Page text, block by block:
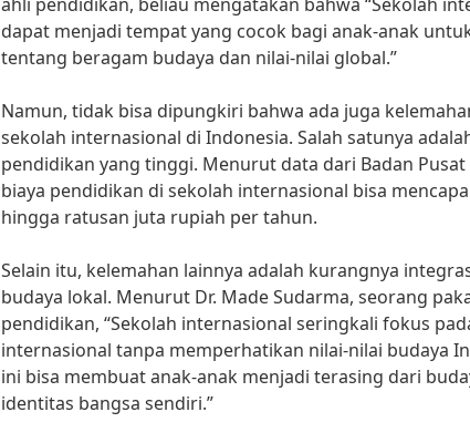
dapat menjadi tempat yang cocok bagi anak-anak
tentang beragam budaya dan nilai-nilai global.”
Namun, tidak bisa dipungkiri bahwa ada juga
sekolah internasional di Indonesia. Salah satunya
pendidikan yang tinggi. Menurut data dari Badan Pusat
biaya pendidikan di sekolah internasional bisa
hingga ratusan juta rupiah per tahun.
Selain itu, kelemahan lainnya adalah kurangnya
budaya lokal. Menurut Dr. Made Sudarma, seorang
pendidikan, “Sekolah internasional seringkali fokus
internasional tanpa memperhatikan nilai-nilai budaya
ini bisa membuat anak-anak menjadi terasing dari
identitas bangsa sendiri.”